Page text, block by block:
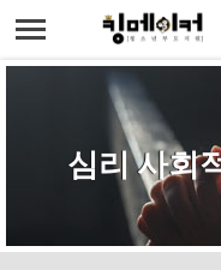
심리 사회